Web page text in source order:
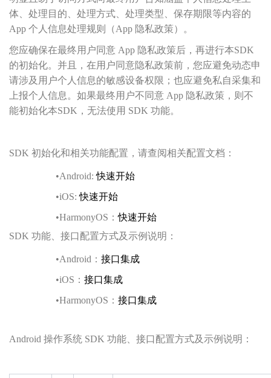
体、处理目的、处理方式、处理类型、保存期限等内容的
App 个人信息处理规则（App 隐私政策）。
您应确保在最终用户同意 App 隐私政策后，再进行本SDK
的初始化。并且，在用户同意隐私政策前，您应避免动态申
请涉及用户个人信息的敏感设备权限；也应避免私自采集和
上报个人信息。如果最终用户不同意 App 隐私政策，则不
能初始化本SDK，无法使用 SDK 功能。
SDK 初始化和相关功能配置，请查阅相关配置文档：
•Android:快速开始
•iOS:快速开始
•HarmonyOS：快速开始
SDK 功能、接口配置方式及示例说明：
•Android： 接口集成
•iOS： 接口集成
•HarmonyOS： 接口集成
Android 操作系统 SDK 功能、接口配置方式及示例说明：
提交
不了，谢谢
登录即时通讯云 登录客服云